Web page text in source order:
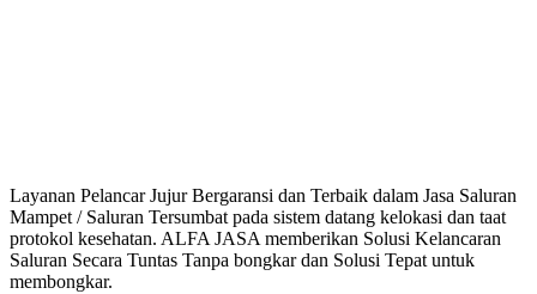
Layanan Pelancar Jujur Bergaransi dan Terbaik dalam Jasa Saluran
Mampet / Saluran Tersumbat pada sistem datang kelokasi dan taat
protokol kesehatan. ALFA JASA memberikan Solusi Kelancaran
Saluran Secara Tuntas Tanpa bongkar dan Solusi Tepat untuk
membongkar.